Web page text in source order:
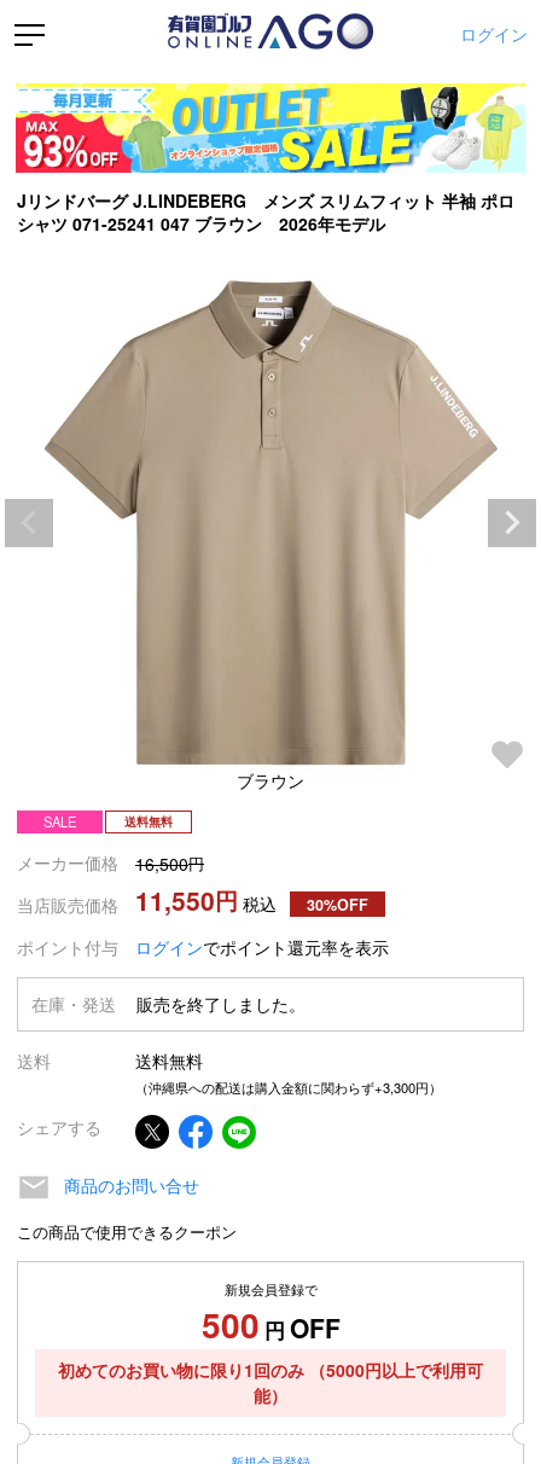
ログイン
Jリンドバーグ J.LINDEBERG メンズ スリムフィット 半袖 ポロ
シャツ 071-25241 047 ブラウン 2026年モデル
ブラウン
SALE 送料無料
メーカー価格
16,500
当店販売価格
11,550 税込 30%OFF
ポイント付与 ログインでポイント還元率を表示
在庫・発送 販売を終了しました。
送料 送料無料
（沖縄県への配送は購入金額に関わらず+3,300円）
シェアする
商品のお問い合せ
この商品で使用できるクーポン
新規会員登録で
500 円 OFF
初めてのお買い物に限り1回のみ
（5000円以上で利用可
能）